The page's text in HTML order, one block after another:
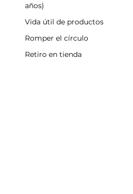
años)
Vida útil de productos
Romper el círculo
Retiro en tienda